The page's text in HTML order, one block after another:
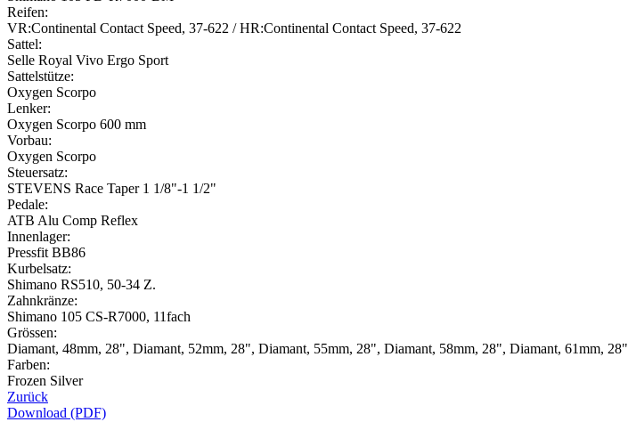
Reifen:
VR:Continental Contact Speed, 37-622 / HR:Continental Contact Speed, 37-622
Sattel:
Selle Royal Vivo Ergo Sport
Sattelstütze:
Oxygen Scorpo
Lenker:
Oxygen Scorpo 600 mm
Vorbau:
Oxygen Scorpo
Steuersatz:
STEVENS Race Taper 1 1/8"-1 1/2"
Pedale:
ATB Alu Comp Reflex
Innenlager:
Pressfit BB86
Kurbelsatz:
Shimano RS510, 50-34 Z.
Zahnkränze:
Shimano 105 CS-R7000, 11fach
Grössen:
Diamant, 48mm, 28", Diamant, 52mm, 28", Diamant, 55mm, 28", Diamant, 58mm, 28", Diamant, 61mm, 28"
Farben:
Frozen Silver
Zurück
Download (PDF)